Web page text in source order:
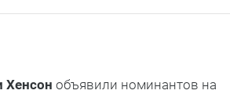
Хенсон объявили номинантов на